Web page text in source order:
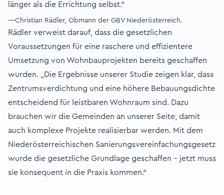
länger als die Errichtung selbst.“
—Christian Rädler, Obmann der GBV Niederösterreich.
Rädler verweist darauf, dass die gesetzlichen
Voraussetzungen für eine raschere und effizientere
Umsetzung von Wohnbauprojekten bereits geschaffen
wurden. „Die Ergebnisse unserer Studie zeigen klar, dass
Zentrumsverdichtung und eine höhere Bebauungsdichte
entscheidend für leistbaren Wohnraum sind. Dazu
brauchen wir die Gemeinden an unserer Seite, damit
auch komplexe Projekte realisierbar werden. Mit dem
Niederösterreichischen Sanierungsvereinfachungsgesetz
wurde die gesetzliche Grundlage geschaffen – jetzt muss
sie konsequent in die Praxis kommen.“